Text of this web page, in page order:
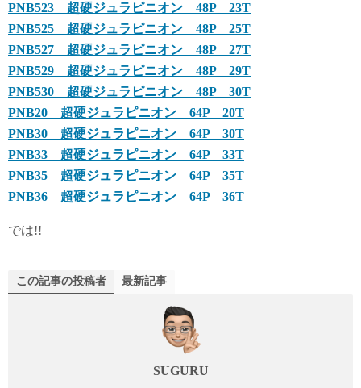
PNB523 超硬ジュラピニオン 48P 23T
PNB525 超硬ジュラピニオン 48P 25T
PNB527 超硬ジュラピニオン 48P 27T
PNB529 超硬ジュラピニオン 48P 29T
PNB530 超硬ジュラピニオン 48P 30T
PNB20 超硬ジュラピニオン 64P 20T
PNB30 超硬ジュラピニオン 64P 30T
PNB33 超硬ジュラピニオン 64P 33T
PNB35 超硬ジュラピニオン 64P 35T
PNB36 超硬ジュラピニオン 64P 36T
では!!
この記事の投稿者 最新記事
SUGURU